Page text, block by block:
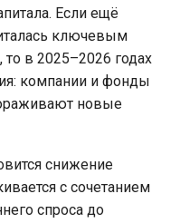
Если ещё
ключевым
в 2025–2026 годах
компании и фонды
новые
снижение
с сочетанием
спроса до